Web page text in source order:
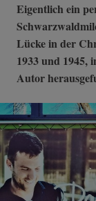
Eigentlich ein
Lücke in der
1933 und 1945,
Autor